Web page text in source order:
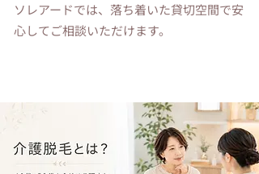
ソレアードでは、落ち着いた貸切空間で安
心してご相談いただけます。